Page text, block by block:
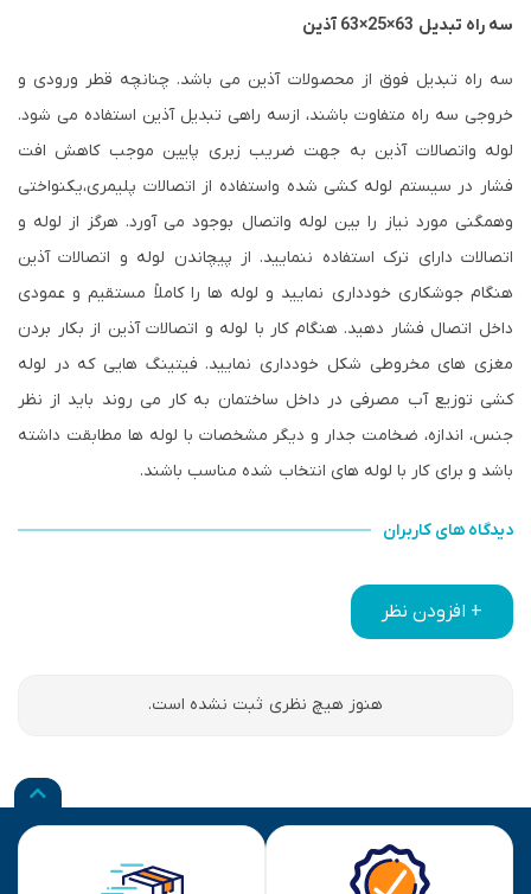
سه راه تبدیل 63×25×63 آذین
سه راه تبدیل فوق از محصولات آذین می باشد. چنانچه قطر ورودی و
خروجی سه راه متفاوت باشند، ازسه راهی تبدیل آذین استفاده می شود.
لوله واتصالات آذین به جهت ضریب زبری پایین موجب کاهش افت
فشار در سیستم لوله کشی شده واستفاده از اتصالات پلیمری،یکنواختی
وهمگنی مورد نیاز را بین لوله واتصال بوجود می آورد. هرگز از لوله و
اتصالات دارای ترک استفاده ننمایید. از پیچاندن لوله و اتصالات آذین
هنگام جوشکاری خودداری نمایید و لوله ها را کاملاً مستقیم و عمودی
داخل اتصال فشار دهید. هنگام کار با لوله و اتصالات آذین از بکار بردن
مغزی های مخروطی شکل خودداری نمایید. فیتینگ هایی که در لوله
کشی توزیع آب مصرفی در داخل ساختمان به کار می روند باید از نظر
جنس، اندازه، ضخامت جدار و دیگر مشخصات با لوله ها مطابقت داشته
باشد و برای کار با لوله های انتخاب شده مناسب باشند.
دیدگاه های کاربران
+ افزودن نظر
هنوز هیچ نظری ثبت نشده است.